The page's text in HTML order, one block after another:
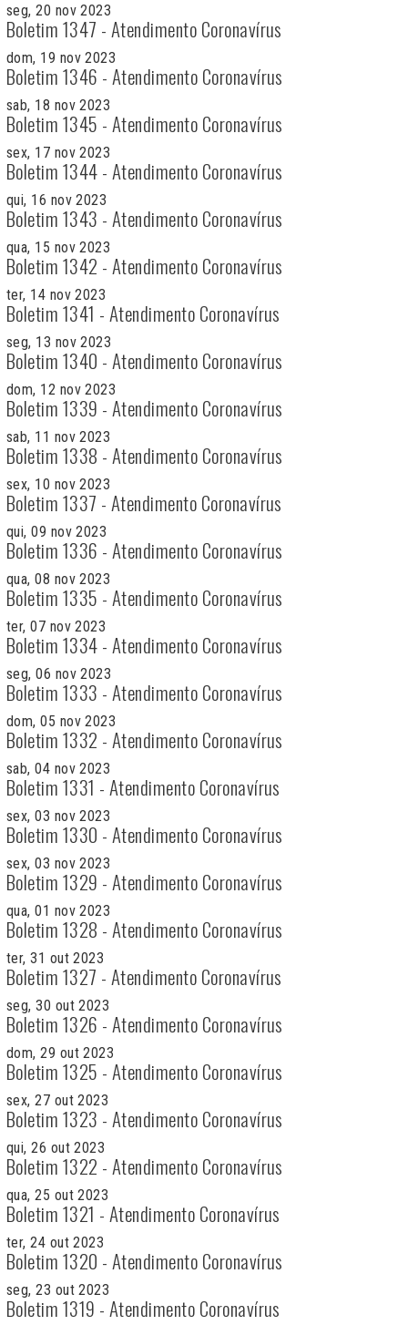
seg, 20 nov 2023
Boletim 1347 - Atendimento Coronavírus
dom, 19 nov 2023
Boletim 1346 - Atendimento Coronavírus
sab, 18 nov 2023
Boletim 1345 - Atendimento Coronavírus
sex, 17 nov 2023
Boletim 1344 - Atendimento Coronavírus
qui, 16 nov 2023
Boletim 1343 - Atendimento Coronavírus
qua, 15 nov 2023
Boletim 1342 - Atendimento Coronavírus
ter, 14 nov 2023
Boletim 1341 - Atendimento Coronavírus
seg, 13 nov 2023
Boletim 1340 - Atendimento Coronavírus
dom, 12 nov 2023
Boletim 1339 - Atendimento Coronavírus
sab, 11 nov 2023
Boletim 1338 - Atendimento Coronavírus
sex, 10 nov 2023
Boletim 1337 - Atendimento Coronavírus
qui, 09 nov 2023
Boletim 1336 - Atendimento Coronavírus
qua, 08 nov 2023
Boletim 1335 - Atendimento Coronavírus
ter, 07 nov 2023
Boletim 1334 - Atendimento Coronavírus
seg, 06 nov 2023
Boletim 1333 - Atendimento Coronavírus
dom, 05 nov 2023
Boletim 1332 - Atendimento Coronavírus
sab, 04 nov 2023
Boletim 1331 - Atendimento Coronavírus
sex, 03 nov 2023
Boletim 1330 - Atendimento Coronavírus
sex, 03 nov 2023
Boletim 1329 - Atendimento Coronavírus
qua, 01 nov 2023
Boletim 1328 - Atendimento Coronavírus
ter, 31 out 2023
Boletim 1327 - Atendimento Coronavírus
seg, 30 out 2023
Boletim 1326 - Atendimento Coronavírus
dom, 29 out 2023
Boletim 1325 - Atendimento Coronavírus
sex, 27 out 2023
Boletim 1323 - Atendimento Coronavírus
qui, 26 out 2023
Boletim 1322 - Atendimento Coronavírus
qua, 25 out 2023
Boletim 1321 - Atendimento Coronavírus
ter, 24 out 2023
Boletim 1320 - Atendimento Coronavírus
seg, 23 out 2023
Boletim 1319 - Atendimento Coronavírus